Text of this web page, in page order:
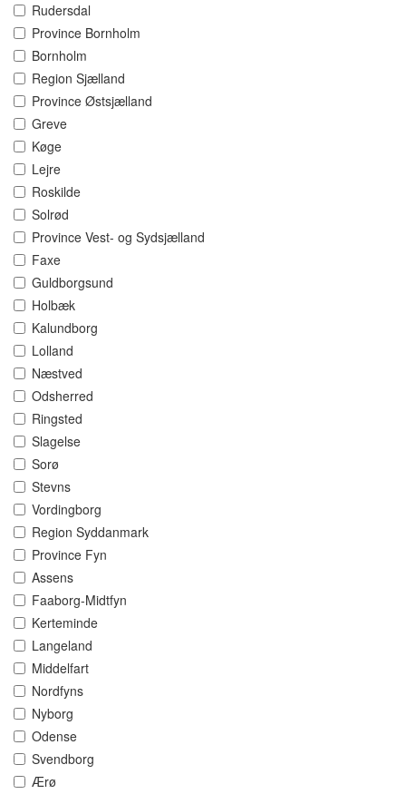
Rudersdal
Province Bornholm
Bornholm
Region Sjælland
Province Østsjælland
Greve
Køge
Lejre
Roskilde
Solrød
Province Vest- og Sydsjælland
Faxe
Guldborgsund
Holbæk
Kalundborg
Lolland
Næstved
Odsherred
Ringsted
Slagelse
Sorø
Stevns
Vordingborg
Region Syddanmark
Province Fyn
Assens
Faaborg-Midtfyn
Kerteminde
Langeland
Middelfart
Nordfyns
Nyborg
Odense
Svendborg
Ærø